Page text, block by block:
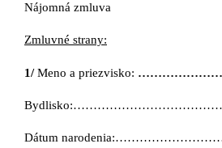
Nájomná zmluva
Zmluvné strany:
1/Meno a priezvisko:
Dátum